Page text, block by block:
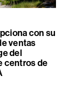
con su
ventas
del
centros de